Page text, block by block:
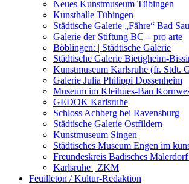
Kunstwettbewerbe,
Neues Kunstmuseum Tübingen
Kunsthalle Tübingen
Städtische Galerie „Fähre“ Bad
Galerie der Stiftung BC – pro arte
Böblingen: | Städtische Galerie
Städtische Galerie Bietigheim-
Kunstmuseum Karlsruhe (fr. Stdt.
Galerie Julia Philippi Dossenheim
Museum im Kleihues-Bau
GEDOK Karlsruhe
Schloss Achberg bei Ravensburg
Städtische Galerie Ostfildern
Kunstmuseum Singen
Städtisches Museum Engen im
Freundeskreis Badisches
Karlsruhe | ZKM
Feuilleton / Kultur-Redaktion